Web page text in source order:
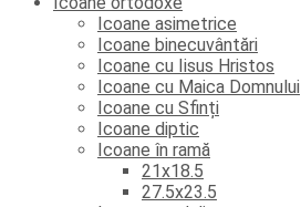
Icoane asimetrice
Icoane binecuvântări
Icoane cu Iisus Hristos
Icoane cu Maica Domnului
Icoane cu Sfinți
Icoane diptic
Icoane în ramă
21x18.5
27.5x23.5